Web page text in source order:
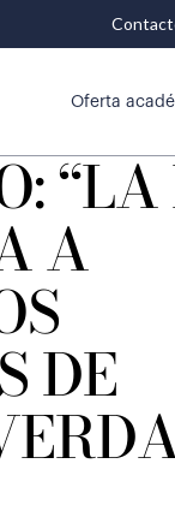
Oferta
A
DE